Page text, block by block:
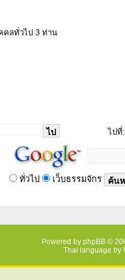
คลทั่วไป 3 ท่าน
ไปที่:
ทั่วไป เว็บธรรมจักร
Powered by phpBB ©
Thai language by